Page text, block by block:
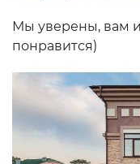
Мы уверены, вам
понравится)